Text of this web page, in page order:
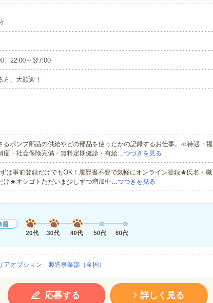
、22:00～翌7:00
方、大歓迎！
るポンプ部品の供給やどの部品を使ったかの記録するお仕事。≪待遇・福
・社会保険完備・無料定期健診・有給…つづきを見る
は事前登録だけでもOK！履歴書不要で気軽にオンライン登録★氏名・職
け★オシゴトただいま少しずつ増加中…つづきを見る
層
20代
30代 40代 50代 60代
アオプション 製造事業部（全国）
応募する 詳しく見る